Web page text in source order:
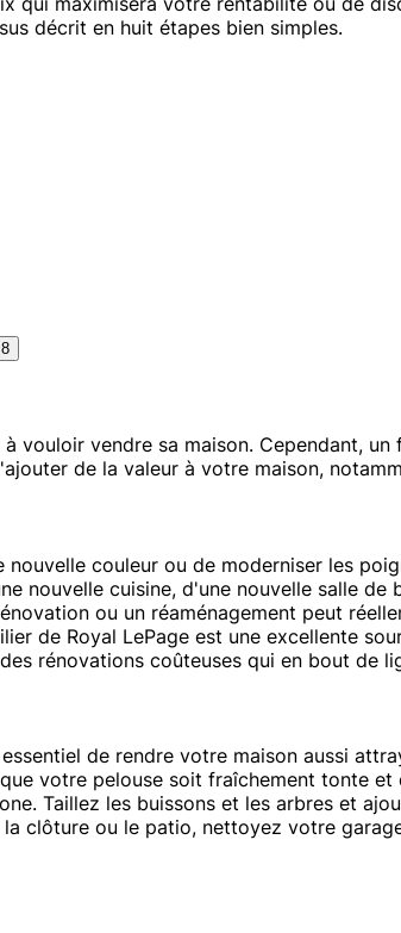
décrit en huit étapes bien simples.
vouloir vendre sa maison. Cependant,
de la valeur à votre maison,
couleur ou de moderniser les
nouvelle cuisine, d'une nouvelle salle
ou un réaménagement peut
de Royal LePage est une excellente
rénovations coûteuses qui en bout de
de rendre votre maison aussi
votre pelouse soit fraîchement tonte
Taillez les buissons et les arbres et
clôture ou le patio, nettoyez votre